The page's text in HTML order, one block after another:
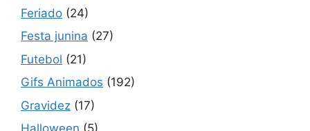
Feriado (24)
Festa junina (27)
Futebol (21)
Gifs Animados (192)
Gravidez (17)